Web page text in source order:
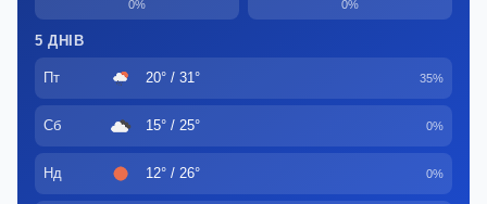
0% 0%
5 ДНІВ
Пт 20° / 31° 35%
Сб 15° / 25° 0%
Нд 12° / 26° 0%